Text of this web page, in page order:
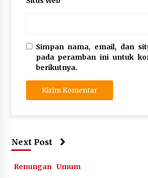
Simpan nama, email, dan
pada peramban ini untuk
berikutnya.
Next Post
Renungan Umum